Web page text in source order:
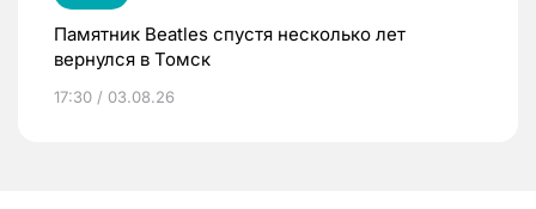
Памятник Beatles спустя несколько лет
вернулся в Томск
17:30 / 03.08.26